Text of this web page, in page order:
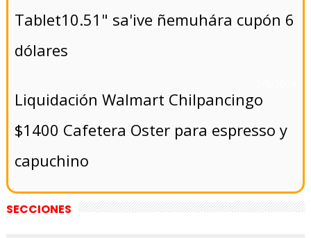
Tablet10.51" sa'ive ñemuhára cupón 6
dólares
Liquidación Walmart Chilpancingo
$1400 Cafetera Oster para espresso y
capuchino
SECCIONES